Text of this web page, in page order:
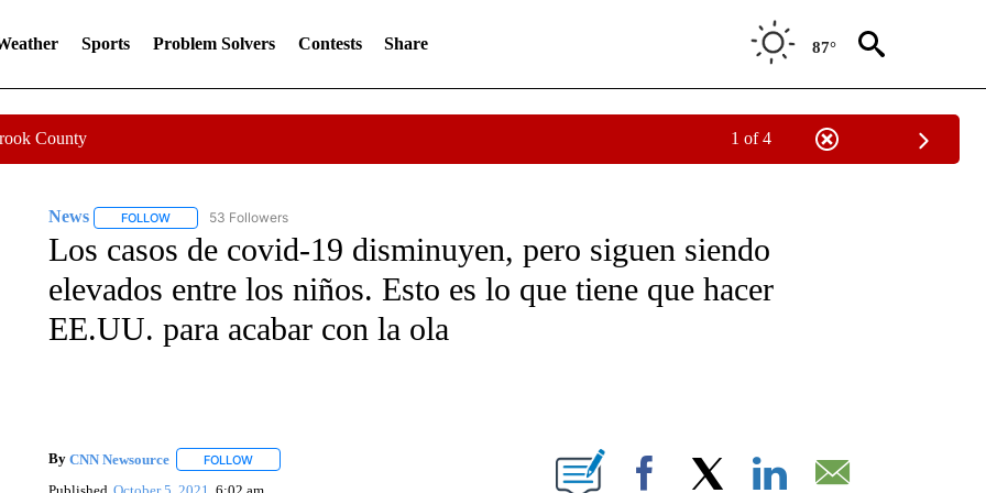
Sports Problem Solvers Contests Share 87°
County 1 of 4
News FOLLOWFOLLOW "NEWS" TO RECEIVE NOTIFICATIONS ABOUT NEW PAGES ON "NEWS".
53 Followers
Los casos de covid-19 disminuyen, pero siguen siendo
elevados entre los niños. Esto es lo que tiene que hacer
EE.UU. para acabar con la ola
By CNN Newsource FOLLOWFOLLOW "" TO RECEIVE NOTIFICATIONS ABOUT NEW PAGES ON "".